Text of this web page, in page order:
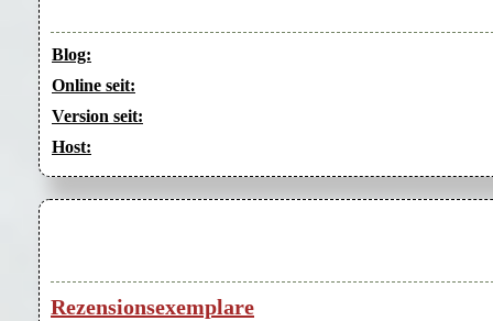
Blog:
Online seit:
Version seit:
Host:
Rezensionsexemplare